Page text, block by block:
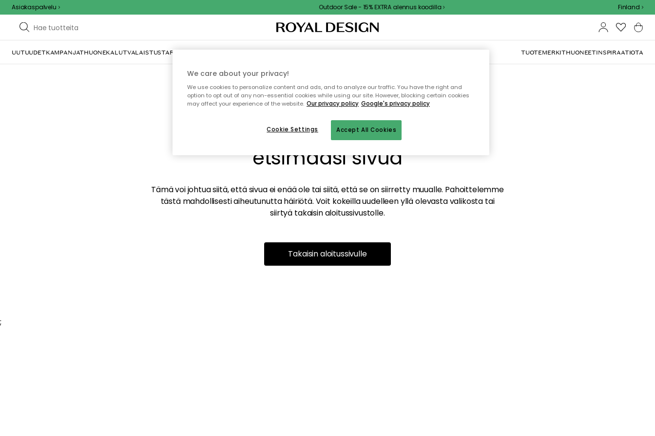
Asiakaspalvelu Outdoor Sale - 15% EXTRA alennus koodilla Finland
UUTUUDETKAMPANJATHUONEKALUTVALAISTUSTARJOILU JA KATTAUSSISUSTUSTEKSTIILIT & MATOTKEITTIÖSÄILYTYSULKOKALUSTEET TUOTEMERKITHUONEETINSPIRAATIOTA
Emme valitettavasti löydä
etsimääsi sivua
Tämä voi johtua siitä, että sivua ei enää ole tai siitä, että se on siirretty muualle. Pahoittelemme
tästä mahdollisesti aiheutunutta häiriötä. Voit kokeilla uudelleen yllä olevasta valikosta tai
siirtyä takaisin aloitussivustolle.
Takaisin aloitussivulle
;
We care about your privacy!
We use cookies to personalize content and ads, and to analyze our traffic. You have the right and
option to opt out of any non-essential cookies while using our site. However, blocking certain cookies
may affect your experience of the website. Our privacy policy Google's privacy policy
Accept All Cookies
Cookie Settings